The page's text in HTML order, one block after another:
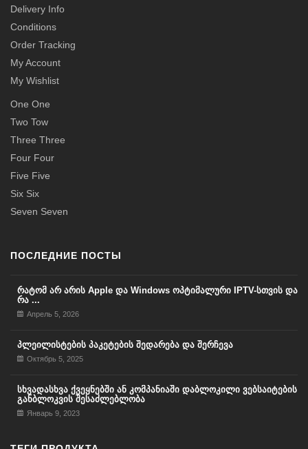
Delivery Info
Conditions
Order Tracking
My Account
My Wishlist
One One
Two Tow
Three Three
Four Four
Five Five
Six Six
Seven Seven
ПОСЛЕДНИЕ ПОСТЫ
რატომ არ არის Apple და Windows ოპტიმალური IPTV-სთვის და
რა ...
Апрель 5, 2026
პლეილისტების პაკეტების შედარება და შერჩევა
Октябрь 5, 2025
სხვადასხვა ქვეყნებში ან კომპანიაში დაბლოკილი ვებსაიტების
განბლოკვის შესაძლებლობა
Январь 9, 2023